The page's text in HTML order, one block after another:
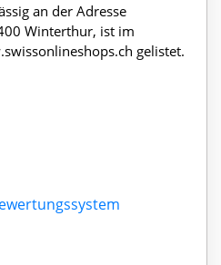
an der Adresse
Winterthur, ist im
gelistet.